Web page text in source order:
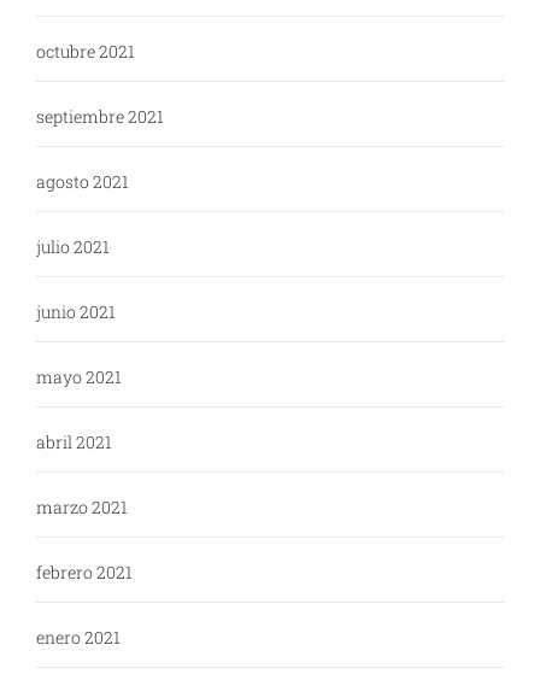
octubre 2021
septiembre 2021
agosto 2021
julio 2021
junio 2021
mayo 2021
abril 2021
marzo 2021
febrero 2021
enero 2021